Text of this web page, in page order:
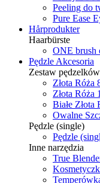
Peeling do
Pure Ease
Hårprodukter
Haarbürste
ONE brush
Pędzle Akcesoria
Zestaw pędzelków
Złota Róża
Złota Róża
Białe
Owalne
Pędzle (single)
Pędzle
Inne narzędzia
True